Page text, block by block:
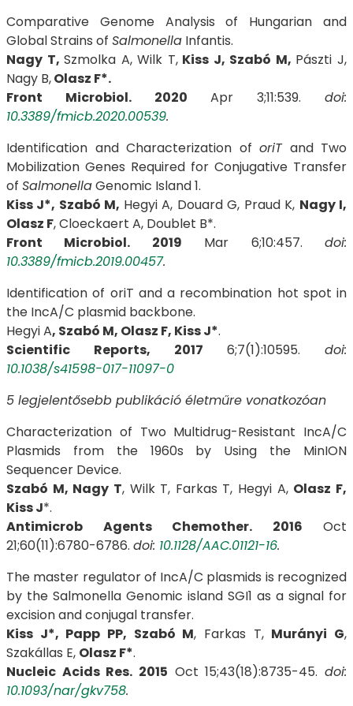
Comparative Genome Analysis of Hungarian and
Global Strains of Salmonella Infantis.
Nagy T,Szmolka A, Wilk T,Kiss J, Szabó M, Pászti J,
Nagy B,Olasz F*.
Front Microbiol. 2020 Apr 3;11:539.doi:
10.3389/fmicb.2020.00539.
Identification and Characterization of oriTand Two
Mobilization Genes Required for Conjugative Transfer
of SalmonellaGenomic Island 1.
Kiss J*, Szabó M, Hegyi A, Douard G, Praud K, Nagy I,
Olasz F, Cloeckaert A, Doublet B*.
Front Microbiol. 2019 Mar 6;10:457.doi:
10.3389/fmicb.2019.00457.
Identification of oriT and a recombination hot spot in
the IncA/C plasmid backbone.
Hegyi A, Szabó M, Olasz F, Kiss J*.
Scientific Reports, 2017 6;7(1):10595. doi:
10.1038/s41598-017-11097-0
5 legjelentősebb publikáció életműre vonatkozóan
Characterization of Two Multidrug-Resistant IncA/C
Plasmids from the 1960s by Using the MinION
Sequencer Device.
Szabó M, Nagy T, Wilk T, Farkas T, Hegyi A, Olasz F,
Kiss J*.
Antimicrob Agents Chemother. 2016 Oct
21;60(11):6780-6786. doi: 10.1128/AAC.01121-16.
The master regulator of IncA/C plasmids is recognized
by the Salmonella Genomic island SGI1 as a signal for
excision and conjugal transfer.
Kiss J*, Papp PP, Szabó M, Farkas T, Murányi G,
Szakállas E, Olasz F*.
Nucleic Acids Res. 2015 Oct 15;43(18):8735-45. doi:
10.1093/nar/gkv758.